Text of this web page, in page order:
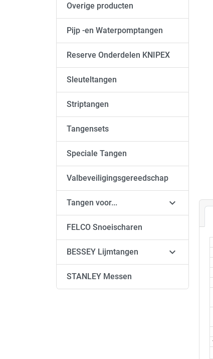
Overige producten
Pijp -en Waterpomptangen
Reserve Onderdelen KNIPEX
Sleuteltangen
Striptangen
Tangensets
Speciale Tangen
Valbeveiligingsgereedschap
Tangen voor... 
FELCO Snoeischaren
BESSEY Lijmtangen 
STANLEY Messen